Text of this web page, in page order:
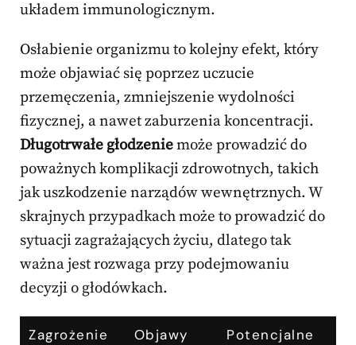
układem immunologicznym.
Osłabienie organizmu to kolejny efekt, który
może objawiać się poprzez uczucie
przemęczenia, zmniejszenie wydolności
fizycznej, a nawet zaburzenia koncentracji.
Długotrwałe głodzeniemoże prowadzić do
poważnych komplikacji zdrowotnych, takich
jak uszkodzenie narządów wewnętrznych. W
skrajnych przypadkach może to prowadzić do
sytuacji zagrażających życiu, dlatego tak
ważna jest rozwaga przy podejmowaniu
decyzji o głodówkach.
Zagrożenie Objawy
Potencjalne